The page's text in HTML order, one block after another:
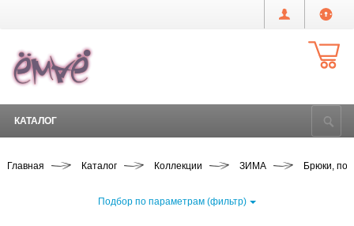
КАТАЛОГ
Главная Каталог Коллекции ЗИМА Брюки,
Подбор по параметрам (фильтр)